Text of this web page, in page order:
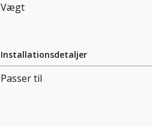
Vægt
Installationsdetaljer
Passer til